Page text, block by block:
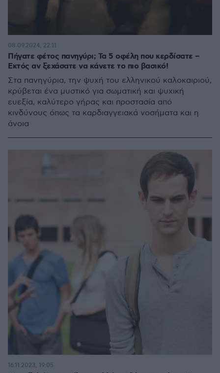
Πήγατε φέτος πανηγύρι; Τα 5 οφέλη που κερδίσατε –
Εκτός αν ξεχάσατε να κάνετε το πιο βασικό!
Στα πανηγύρια, την ψυχή του ελληνικού καλοκαιριού,
κρύβεται ένα μυστικό για σωματική και ψυχική
ευεξία, καλύτερο γήρας και προστασία από
κινδύνους όπως τα καρδιαγγειακά νοσήματα και η
άνοια
08.09.2024, 22:11
16.11.2023, 19:05